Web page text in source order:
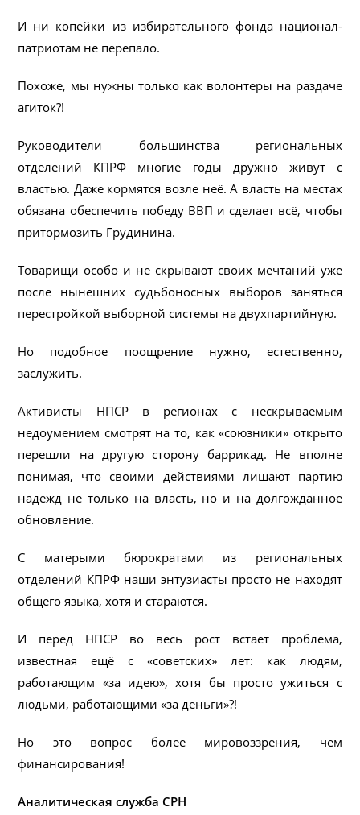
И ни копейки из избирательного фонда национал-
патриотам не перепало.
Похоже, мы нужны только как волонтеры на раздаче
агиток?!
Руководители большинства региональных
отделений КПРФ многие годы дружно живут с
властью. Даже кормятся возле неё. А власть на местах
обязана обеспечить победу ВВП и сделает всё, чтобы
притормозить Грудинина.
Товарищи особо и не скрывают своих мечтаний уже
после нынешних судьбоносных выборов заняться
перестройкой выборной системы на двухпартийную.
Но подобное поощрение нужно, естественно,
заслужить.
Активисты НПСР в регионах с нескрываемым
недоумением смотрят на то, как «союзники» открыто
перешли на другую сторону баррикад. Не вполне
понимая, что своими действиями лишают партию
надежд не только на власть, но и на долгожданное
обновление.
С матерыми бюрократами из региональных
отделений КПРФ наши энтузиасты просто не находят
общего языка, хотя и стараются.
И перед НПСР во весь рост встает проблема,
известная ещё с «советских» лет: как людям,
работающим «за идею», хотя бы просто ужиться с
людьми, работающими «за деньги»?!
Но это вопрос более мировоззрения, чем
финансирования!
Аналитическая служба СРН